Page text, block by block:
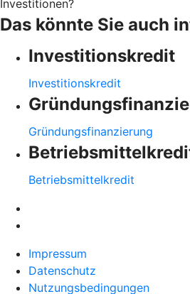
Investitionen?
Das könnte Sie auch
Investitionskredit
Investitionskredit
Gründungsfinanzierung
Betriebsmittelkredit
Impressum
Datenschutz
Nutzungsbedingungen